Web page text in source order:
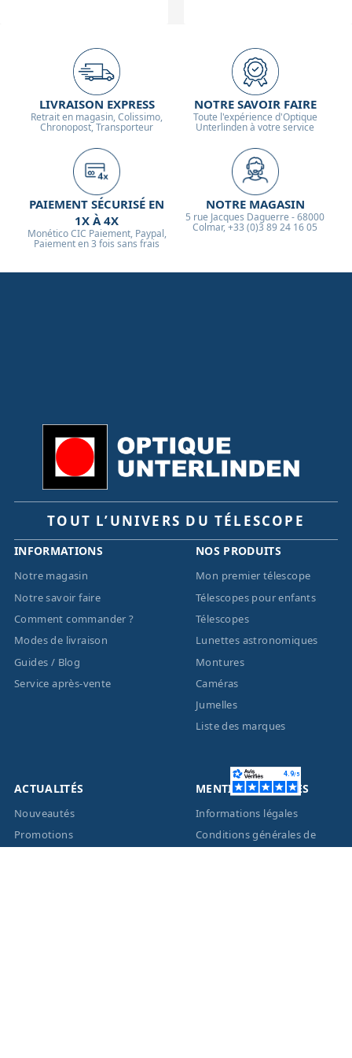
LIVRAISON EXPRESS
Retrait en magasin, Colissimo,
Chronopost, Transporteur
NOTRE SAVOIR FAIRE
Toute l'expérience d'Optique
Unterlinden à votre service
PAIEMENT SÉCURISÉ EN
1X À 4X
Monético CIC Paiement, Paypal,
Paiement en 3 fois sans frais
NOTRE MAGASIN
5 rue Jacques Daguerre - 68000
Colmar, +33 (0)3 89 24 16 05
TOUT L’UNIVERS DU TÉLESCOPE
INFORMATIONS
Notre magasin
Notre savoir faire
Comment commander ?
Modes de livraison
Guides / Blog
Service après-vente
NOS PRODUITS
Mon premier télescope
Télescopes pour enfants
Télescopes
Lunettes astronomiques
Montures
Caméras
Jumelles
Liste des marques
ACTUALITÉS
Nouveautés
Promotions
MENTIONS LÉGALES
Informations légales
Conditions générales de
vente